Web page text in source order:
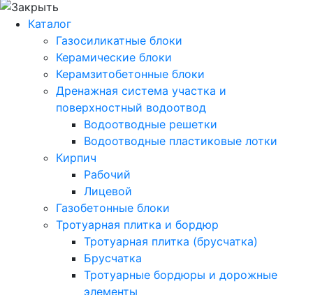
Каталог
Газосиликатные блоки
Керамические блоки
Керамзитобетонные блоки
Дренажная система участка и
поверхностный водоотвод
Водоотводные решетки
Водоотводные пластиковые лотки
Кирпич
Рабочий
Лицевой
Газобетонные блоки
Тротуарная плитка и бордюр
Тротуарная плитка (брусчатка)
Брусчатка
Тротуарные бордюры и дорожные
элементы